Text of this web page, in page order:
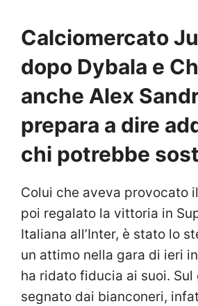
Calciomercato
dopo Dybala e
anche Alex
prepara a dire
chi potrebbe
Colui che aveva provocato
poi regalato la vittoria in
Italiana all’Inter, è stato lo
un attimo nella gara di ieri in
ha ridato fiducia ai suoi. Sul
segnato dai bianconeri,